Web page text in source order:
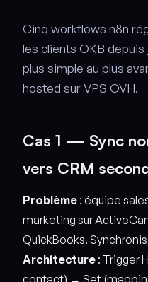
Cinq workflows n8n
les clients OKB
plus simple au plus
hosted sur VPS OVH.
Cas 1 — Sync
vers CRM
Problème : équipe
marketing sur
QuickBooks.
Architecture : Trigger
contact) → Set